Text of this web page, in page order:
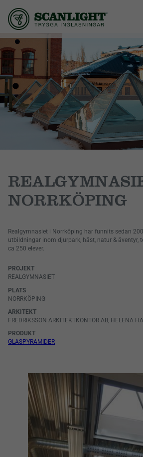
NORRKÖPING
Realgymnasiet i Norrköping har funnits sedan
utbildningar inom djurpark, häst, natur & äventyr,
ca 250 elever.
PROJEKT
REALGYMNASIET
PLATS
NORRKÖPING
ARKITEKT
FREDRIKSSON ARKITEKTKONTOR AB, HELENA
PRODUKT
GLASPYRAMIDER